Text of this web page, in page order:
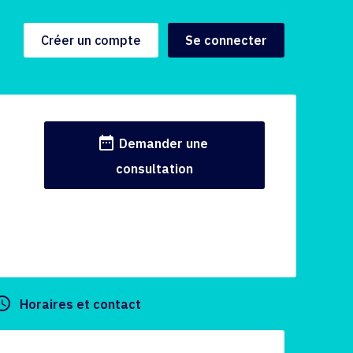
Créer un compte Se connecter
date_range Demander une
consultation
Horaires et contact